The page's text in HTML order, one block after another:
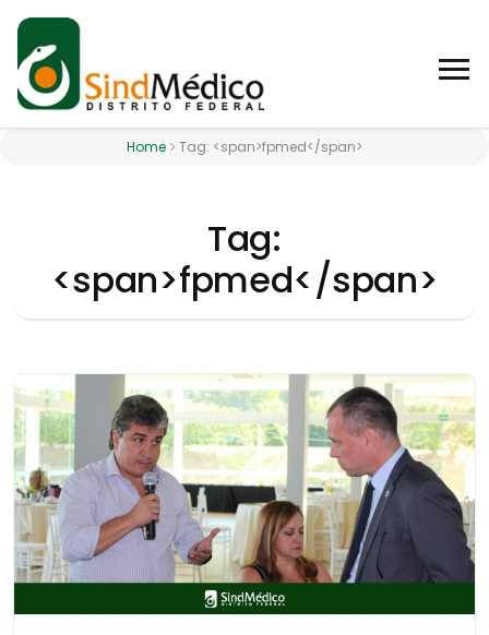
Home Tag: <span>fpmed</span>
Tag:
<span>fpmed</span>